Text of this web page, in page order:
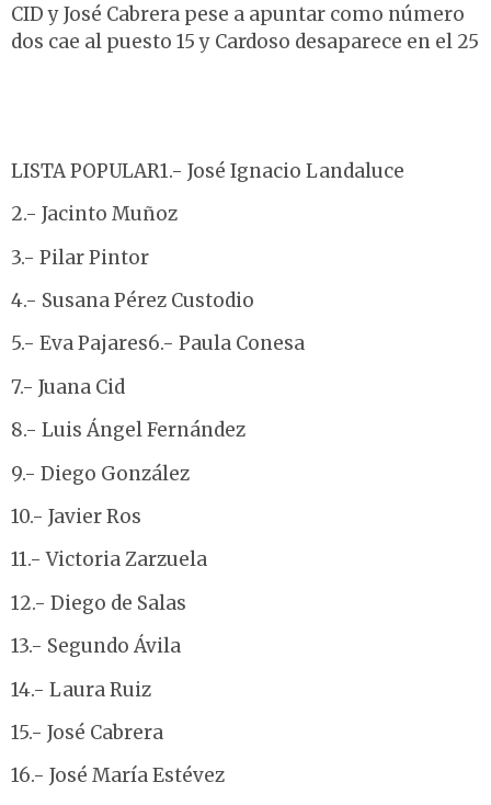
CID y José Cabrera pese a apuntar como número
dos cae al puesto 15 y Cardoso desaparece en el 25
LISTA POPULAR1.- José Ignacio Landaluce
2.- Jacinto Muñoz
3.- Pilar Pintor
4.- Susana Pérez Custodio
5.- Eva Pajares6.- Paula Conesa
7.- Juana Cid
8.- Luis Ángel Fernández
9.- Diego González
10.- Javier Ros
11.- Victoria Zarzuela
12.- Diego de Salas
13.- Segundo Ávila
14.- Laura Ruiz
15.- José Cabrera
16.- José María Estévez